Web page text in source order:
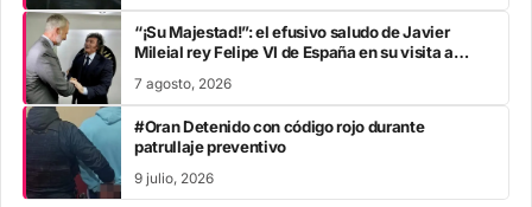
“¡Su Majestad!”: el efusivo saludo de Javier
Mileial rey Felipe VI de España en su visita a
7 agosto, 2026
#Oran Detenido con código rojo durante
patrullaje preventivo
9 julio, 2026